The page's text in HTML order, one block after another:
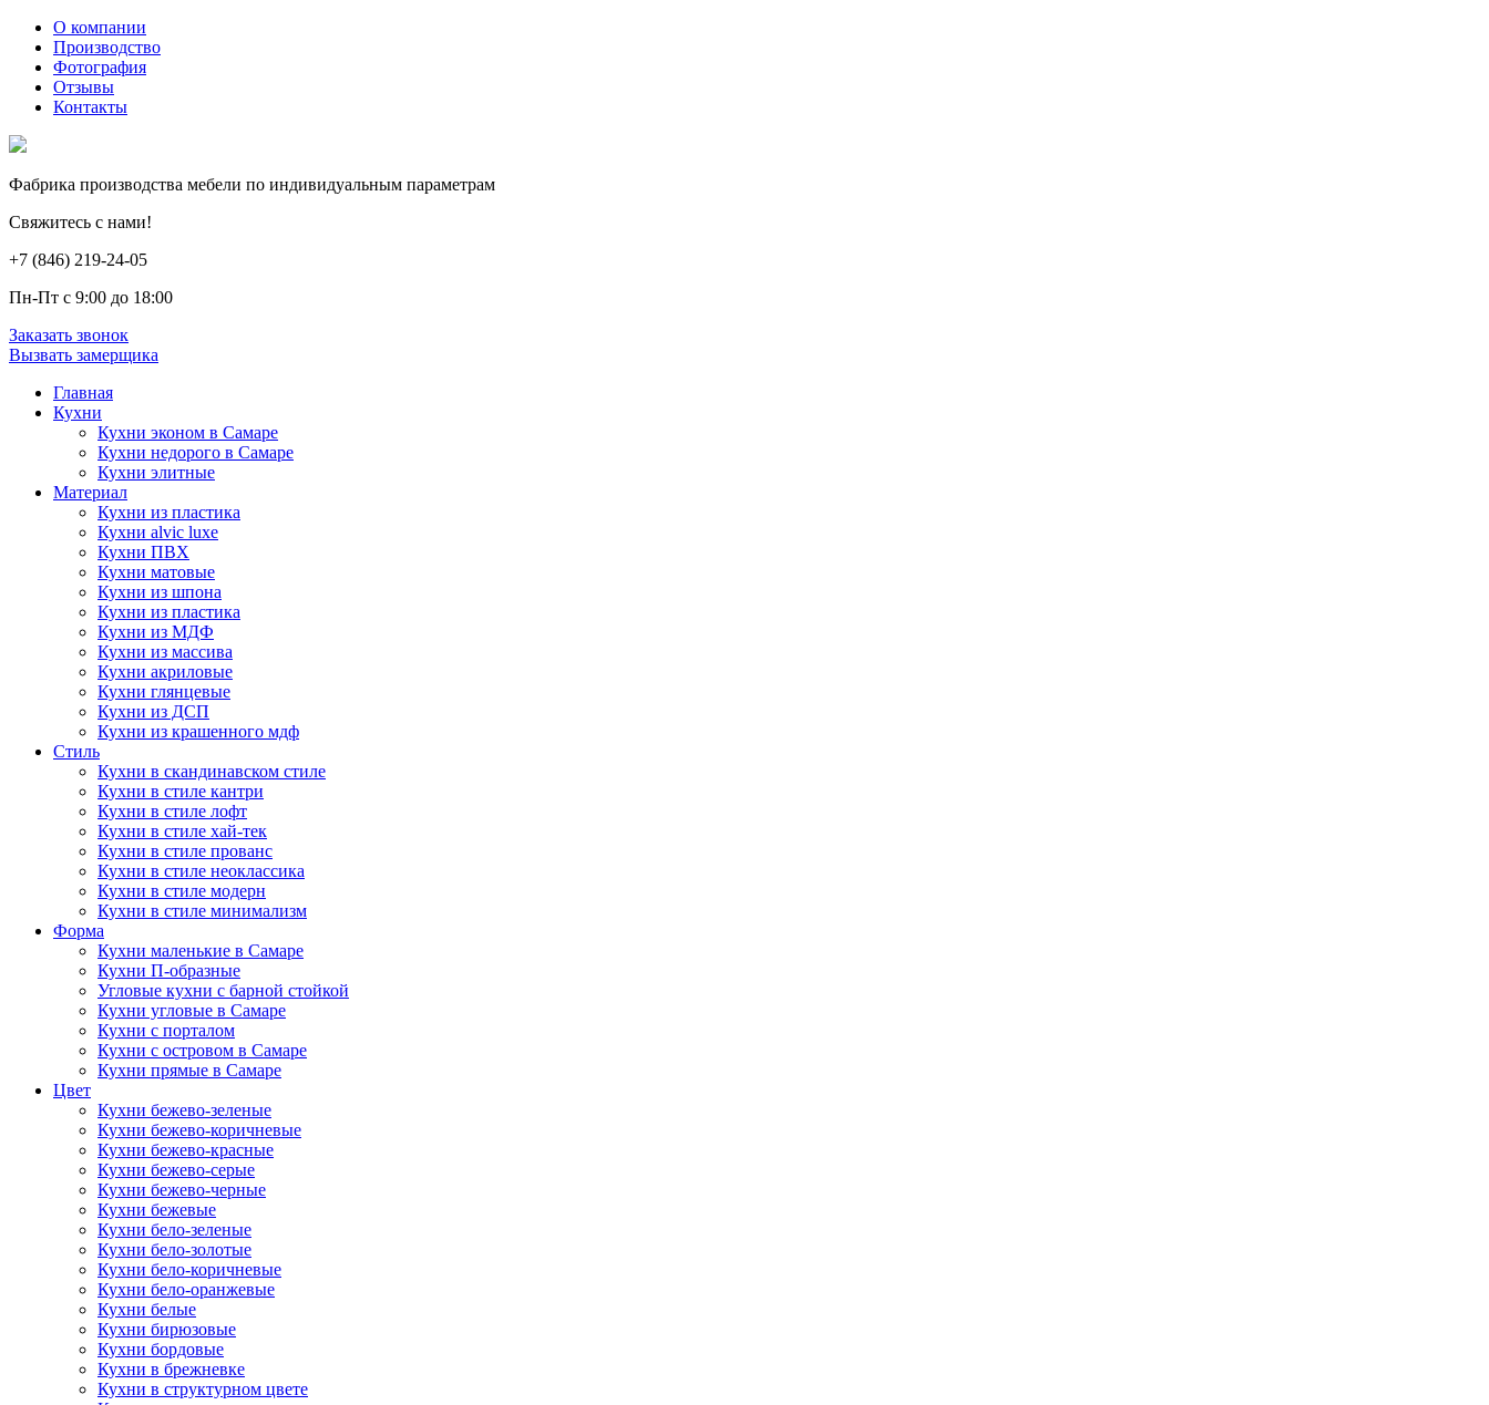
О компании
Производство
Фотография
Отзывы
Контакты
Фабрика производства мебели по индивидуальным параметрам
Свяжитесь с нами!
+7 (846) 219-24-05
Пн-Пт с 9:00 до 18:00
Заказать звонок
Вызвать замерщика
Главная
Кухни
Кухни эконом в Самаре
Кухни недорого в Самаре
Кухни элитные
Материал
Кухни из пластика
Кухни alvic luxe
Кухни ПВХ
Кухни матовые
Кухни из шпона
Кухни из пластика
Кухни из МДФ
Кухни из массива
Кухни акриловые
Кухни глянцевые
Кухни из ДСП
Кухни из крашенного мдф
Стиль
Кухни в скандинавском стиле
Кухни в стиле кантри
Кухни в стиле лофт
Кухни в стиле хай-тек
Кухни в стиле прованс
Кухни в стиле неоклассика
Кухни в стиле модерн
Кухни в стиле минимализм
Форма
Кухни маленькие в Самаре
Кухни П-образные
Угловые кухни с барной стойкой
Кухни угловые в Самаре
Кухни с порталом
Кухни с островом в Самаре
Кухни прямые в Самаре
Цвет
Кухни бежево-зеленые
Кухни бежево-коричневые
Кухни бежево-красные
Кухни бежево-серые
Кухни бежево-черные
Кухни бежевые
Кухни бело-зеленые
Кухни бело-золотые
Кухни бело-коричневые
Кухни бело-оранжевые
Кухни белые
Кухни бирюзовые
Кухни бордовые
Кухни в брежневке
Кухни в структурном цвете